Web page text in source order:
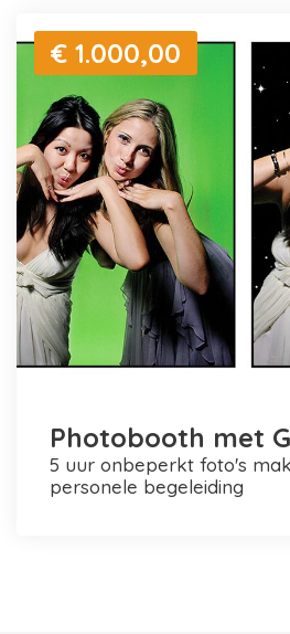
€ 1.000,00
Photobooth met
5 uur onbeperkt foto's maken en printen +
personele begeleiding